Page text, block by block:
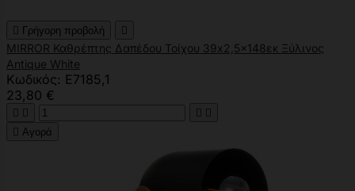
 Γρήγορη προβολή 
MIRROR Καθρέπτης Δαπέδου Τοίχου 39x2,5x148εκ Ξύλινος
Antique White
Κωδικός: Ε7185,1
23,80 €
   
 Αγορά